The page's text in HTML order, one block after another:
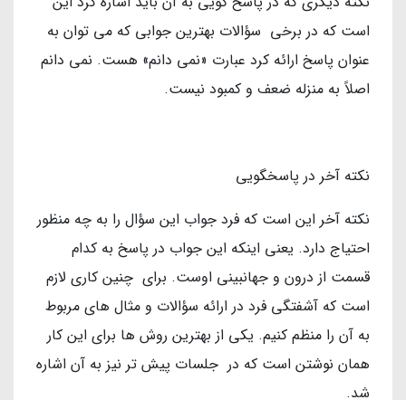
است که در برخی سؤالات بهترین جوابی که می توان به
عنوان پاسخ ارائه کرد عبارت «نمی دانم» هست. نمی دانم
اصلاً به منزله ضعف و کمبود نیست.
نکته آخر در پاسخگویی
نکته آخر این است که فرد جواب این سؤال را به چه منظور
احتیاج دارد. یعنی اینکه این جواب در پاسخ به کدام
قسمت از درون و جهانبینی اوست. برای چنین کاری لازم
است که آشفتگی فرد در ارائه سؤالات و مثال های مربوط
به آن را منظم کنیم. یکی از بهترین روش ها برای این کار
همان نوشتن است که در جلسات پیش تر نیز به آن اشاره
شد.